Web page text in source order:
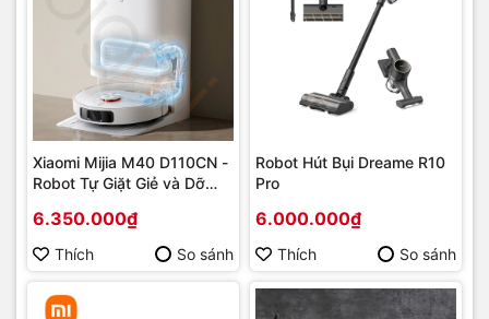
Xiaomi Mijia M40 D110CN -
Robot Tự Giặt Giẻ và Dỡ
6.350.000₫
Thích So sánh
Robot Hút Bụi Dreame R10
Pro
6.000.000₫
Thích So sánh